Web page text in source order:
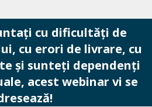
cu dificultăți de
cu erori de livrare, cu
și sunteți dependenți
acest webinar vi se